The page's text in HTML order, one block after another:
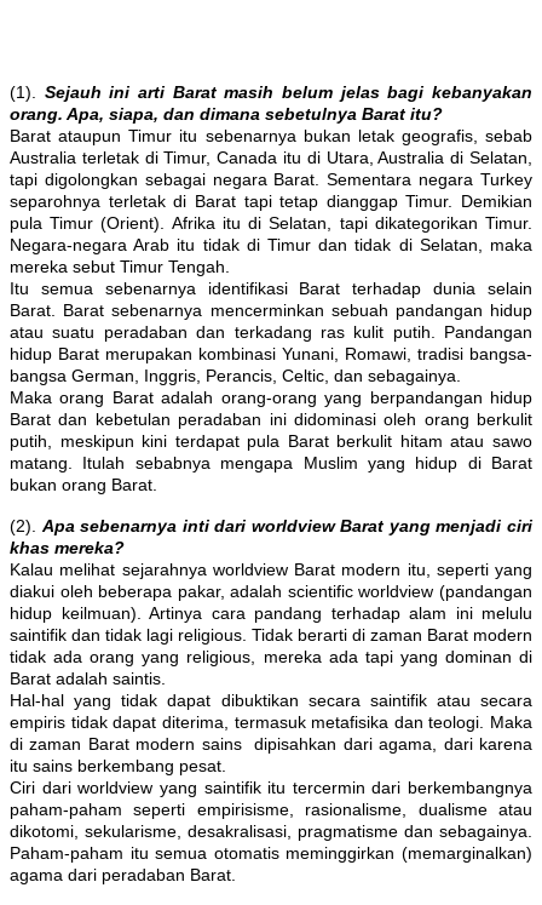
(1). Sejauh ini arti Barat masih belum jelas bagi kebanyakan
orang. Apa, siapa, dan dimana sebetulnya Barat itu?
Barat ataupun Timur itu sebenarnya bukan letak geografis, sebab
Australia terletak di Timur, Canada itu di Utara, Australia di Selatan,
tapi digolongkan sebagai negara Barat. Sementara negara Turkey
separohnya terletak di Barat tapi tetap dianggap Timur. Demikian
pula Timur (Orient). Afrika itu di Selatan, tapi dikategorikan Timur.
Negara-negara Arab itu tidak di Timur dan tidak di Selatan, maka
mereka sebut Timur Tengah.
Itu semua sebenarnya identifikasi Barat terhadap dunia selain
Barat. Barat sebenarnya mencerminkan sebuah pandangan hidup
atau suatu peradaban dan terkadang ras kulit putih. Pandangan
hidup Barat merupakan kombinasi Yunani, Romawi, tradisi bangsa-
bangsa German, Inggris, Perancis, Celtic, dan sebagainya.
Maka orang Barat adalah orang-orang yang berpandangan hidup
Barat dan kebetulan peradaban ini didominasi oleh orang berkulit
putih, meskipun kini terdapat pula Barat berkulit hitam atau sawo
matang. Itulah sebabnya mengapa Muslim yang hidup di Barat
bukan orang Barat.
(2). Apa sebenarnya inti dari worldview Barat yang menjadi ciri
khas mereka?
Kalau melihat sejarahnya worldview Barat modern itu, seperti yang
diakui oleh beberapa pakar, adalah scientific worldview (pandangan
hidup keilmuan). Artinya cara pandang terhadap alam ini melulu
saintifik dan tidak lagi religious. Tidak berarti di zaman Barat modern
tidak ada orang yang religious, mereka ada tapi yang dominan di
Barat adalah saintis.
Hal-hal yang tidak dapat dibuktikan secara saintifik atau secara
empiris tidak dapat diterima, termasuk metafisika dan teologi. Maka
di zaman Barat modern sains dipisahkan dari agama, dari karena
itu sains berkembang pesat.
Ciri dari worldview yang saintifik itu tercermin dari berkembangnya
paham-paham seperti empirisisme, rasionalisme, dualisme atau
dikotomi, sekularisme, desakralisasi, pragmatisme dan sebagainya.
Paham-paham itu semua otomatis meminggirkan (memarginalkan)
agama dari peradaban Barat.